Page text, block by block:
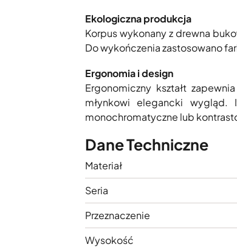
Ekologiczna produkcja
Korpus wykonany z drewna
Do wykończenia zastosowano
Ergonomia i design
Ergonomiczny kształt
młynkowi elegancki
monochromatyczne lub
Dane Techniczne
Materiał
Seria
Przeznaczenie
Wysokość